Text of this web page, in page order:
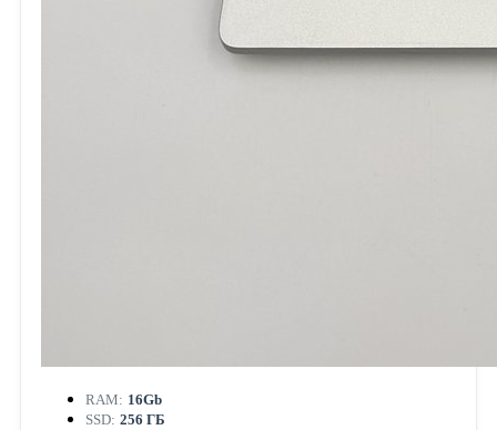
RAM: 16Gb
SSD: 256 ГБ